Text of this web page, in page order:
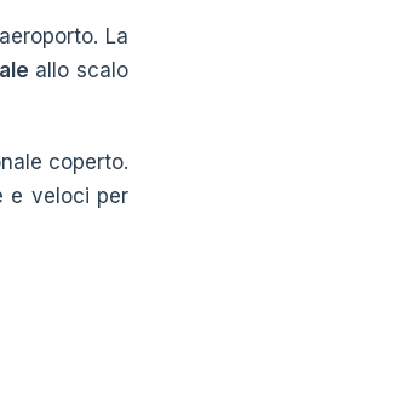
La
allo scalo
coperto.
e veloci per